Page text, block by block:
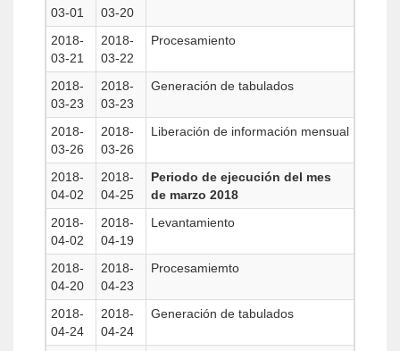
03-01
03-20
2018-
03-21
2018-
03-22
Procesamiento
2018-
03-23
2018-
03-23
Generación de tabulados
2018-
03-26
2018-
03-26
Liberación de información mensual
2018-
04-02
2018-
04-25
Periodo de ejecución del mes
de marzo 2018
2018-
04-02
2018-
04-19
Levantamiento
2018-
04-20
2018-
04-23
Procesamiemto
2018-
04-24
2018-
04-24
Generación de tabulados